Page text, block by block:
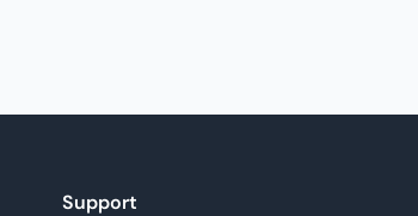
Support